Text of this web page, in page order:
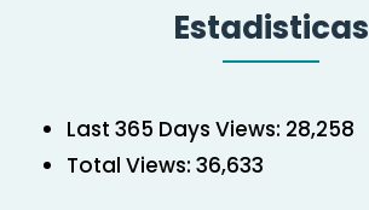
Estadisticas
Last 365 Days Views: 28,258
Total Views: 36,633